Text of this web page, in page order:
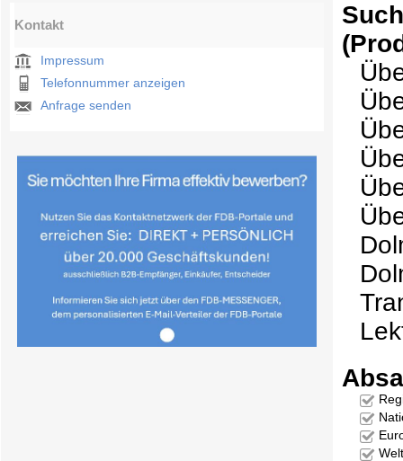
Kontakt
Impressum
Telefonnummer anzeigen
Anfrage senden